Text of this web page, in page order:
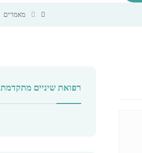
מאמרים
רפואת שיניים מתקדמת